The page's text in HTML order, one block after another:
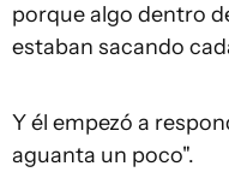
porque algo dentro
estaban sacando
Y él empezó a
aguanta un poco".